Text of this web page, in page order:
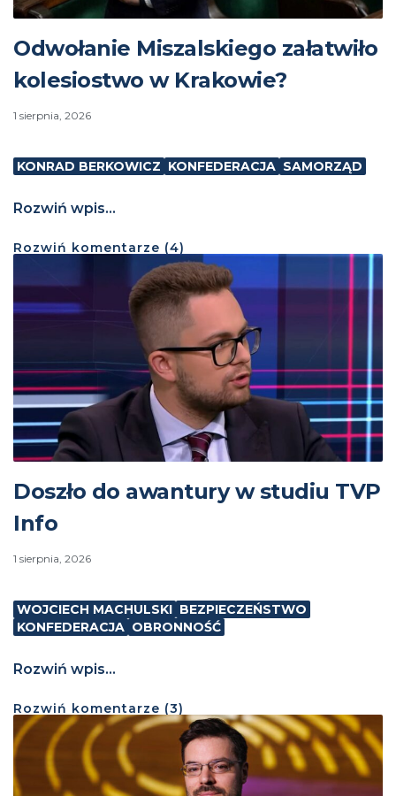
Odwołanie Miszalskiego załatwiło
kolesiostwo w Krakowie?
1 sierpnia, 2026
KONRAD BERKOWICZ KONFEDERACJA SAMORZĄD
Rozwiń wpis...
Rozwiń komentarze (4)
Doszło do awantury w studiu TVP
Info
1 sierpnia, 2026
WOJCIECH MACHULSKI BEZPIECZEŃSTWO
KONFEDERACJA OBRONNOŚĆ
Rozwiń wpis...
Rozwiń komentarze (3)